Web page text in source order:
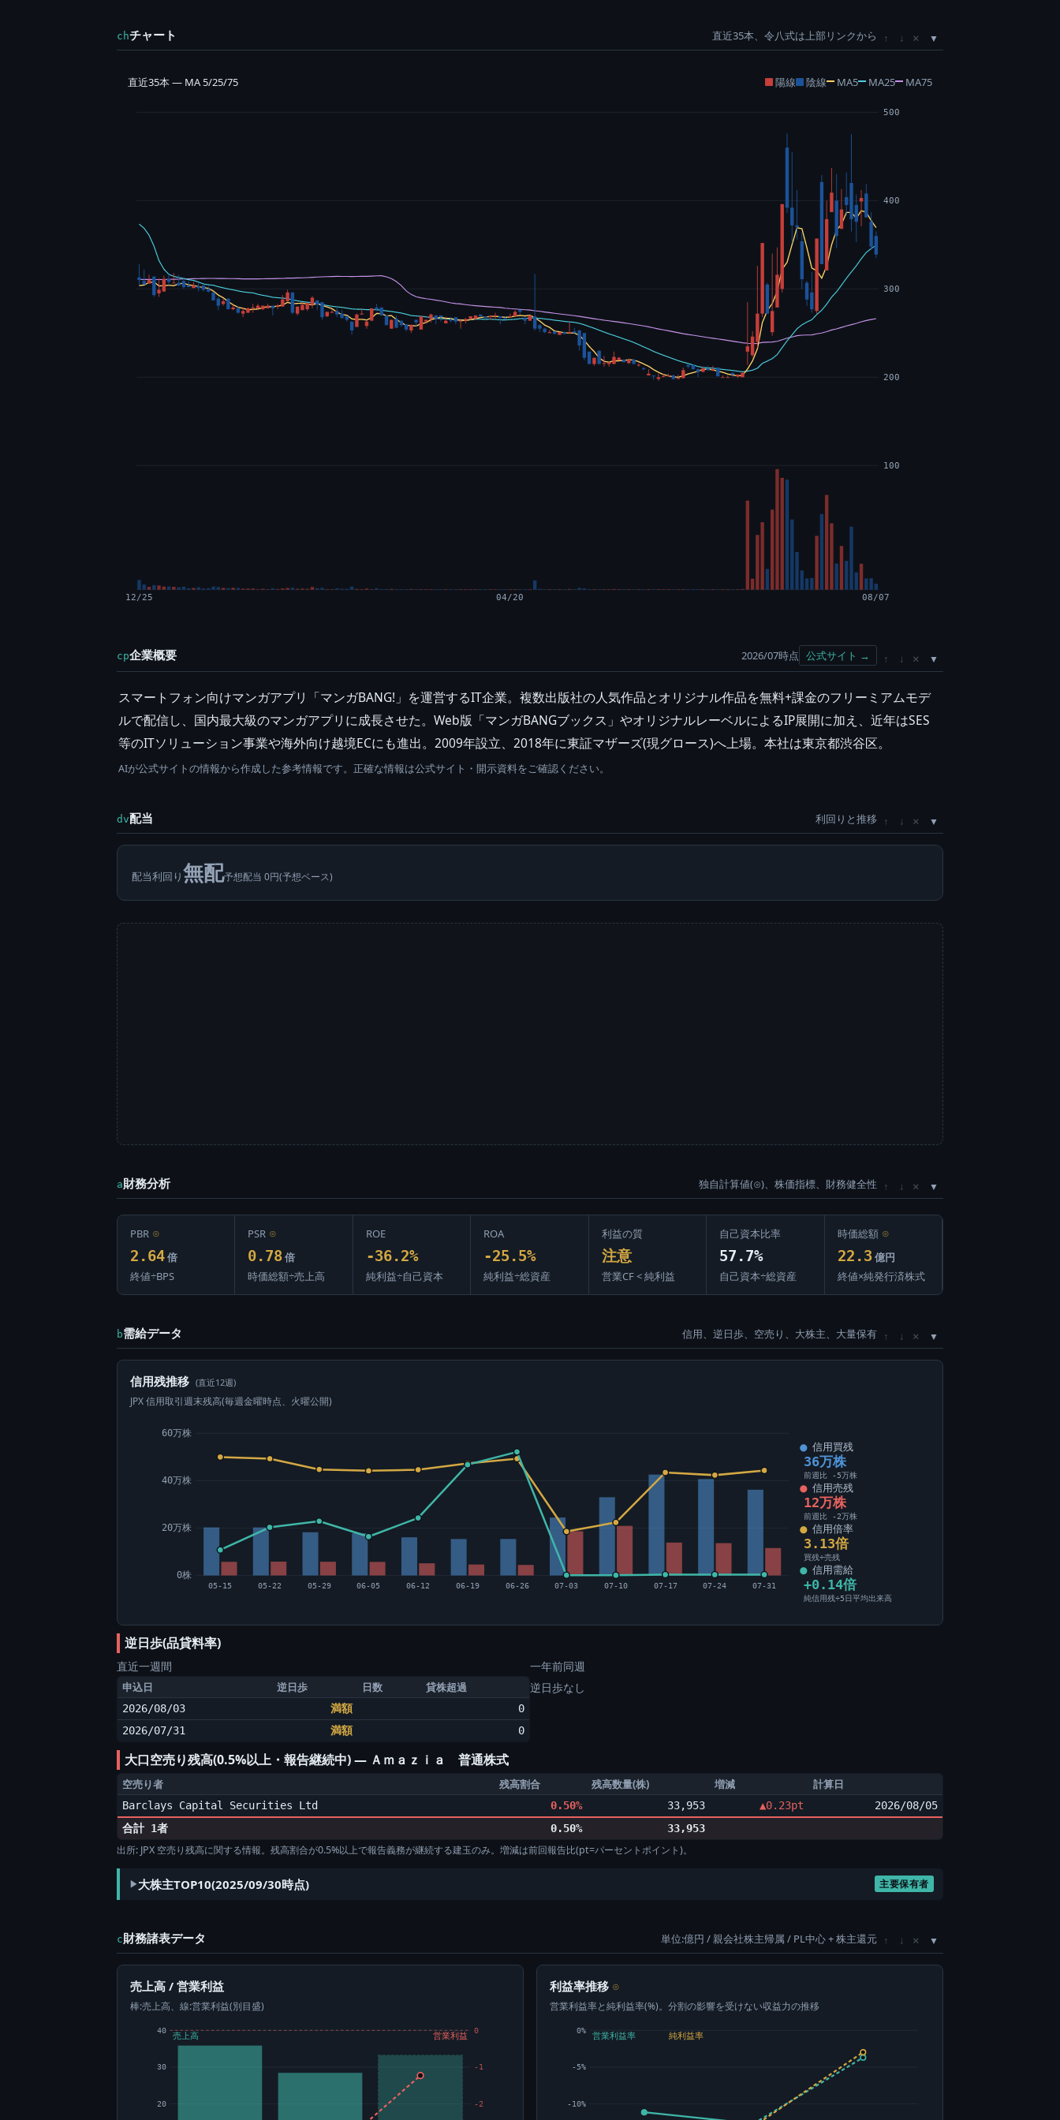
chチャート 直近35本、令八式は上部リンクから ↑ ↓ ×
直近35本 — MA 5/25/75 陽線 陰線 MA5 MA25 MA75
100
200
300
400
500
12/25 04/20 08/07
cp企業概要 2026/07時点 公式サイト → ↑ ↓ ×
スマートフォン向けマンガアプリ「マンガBANG!」を運営するIT企業。複数出版社の人気作品とオリジナル作品を無料+課金のフリーミアムモデ
ルで配信し、国内最大級のマンガアプリに成長させた。Web版「マンガBANGブックス」やオリジナルレーベルによるIP展開に加え、近年はSES
等のITソリューション事業や海外向け越境ECにも進出。2009年設立、2018年に東証マザーズ(現グロース)へ上場。本社は東京都渋谷区。
AIが公式サイトの情報から作成した参考情報です。正確な情報は公式サイト・開示資料をご確認ください。
dv配当 利回りと推移 ↑ ↓ ×
配当利回り無配予想配当 0円(予想ベース)
a財務分析 独自計算値(⊙)、株価指標、財務健全性 ↑ ↓ ×
PBR ⊙
2.64 倍
終値÷BPS
PSR ⊙
0.78 倍
時価総額÷売上高
ROE
-36.2%
純利益÷自己資本
ROA
-25.5%
純利益÷総資産
利益の質
注意
営業CF < 純利益
自己資本比率
57.7%
自己資本÷総資産
時価総額 ⊙
22.3 億円
終値×純発行済株式
b需給データ 信用、逆日歩、空売り、大株主、大量保有 ↑ ↓ ×
信用残推移 (直近12週)
JPX 信用取引週末残高(毎週金曜時点、火曜公開)
0株
20万株
40万株
60万株
05-15 05-22 05-29 06-05 06-12 06-19 06-26 07-03 07-10 07-17 07-24 07-31
信用買残
36万株
前週比 -5万株
信用売残
12万株
前週比 -2万株
信用倍率
3.13倍
買残÷売残
信用需給
+0.14倍
純信用残÷5日平均出来高
逆日歩(品貸料率)
直近一週間
申込日 逆日歩 日数 貸株超過
2026/08/03 満額
0
2026/07/31
満額 0
一年前同週
逆日歩なし
大口空売り残高(0.5%以上・報告継続中) ― Ａｍａｚｉａ 普通株式
空売り者 残高割合 残高数量(株) 増減 計算日
Barclays Capital Securities Ltd 0.50% 33,953 ▲0.23pt
2026/08/05
合計 1者
0.50% 33,953
出所: JPX 空売り残高に関する情報。残高割合が0.5%以上で報告義務が継続する建玉のみ。増減は前回報告比(pt=パーセントポイント)。
大株主TOP10(2025/09/30時点) 主要保有者
c財務諸表データ 単位:億円 / 親会社株主帰属 / PL中心 + 株主還元 ↑ ↓ ×
売上高 / 営業利益
棒:売上高、線:営業利益(別目盛)
20
30
40
-2
-1
0
売上高 営業利益
利益率推移 ⊙
営業利益率と純利益率(%)。分割の影響を受けない収益力の推移
-10%
-5%
0%
営業利益率 純利益率